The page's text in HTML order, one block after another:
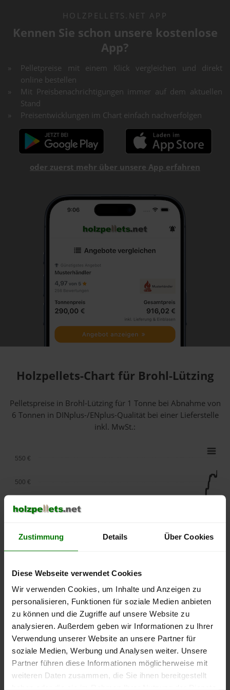
Zustimmung Details Über Cookies
Diese Webseite verwendet Cookies
Wir verwenden Cookies, um Inhalte und Anzeigen zu
personalisieren, Funktionen für soziale Medien anbieten
zu können und die Zugriffe auf unsere Website zu
analysieren. Außerdem geben wir Informationen zu Ihrer
Verwendung unserer Website an unsere Partner für
soziale Medien, Werbung und Analysen weiter. Unsere
Partner führen diese Informationen möglicherweise mit
weiteren Daten zusammen, die Sie ihnen bereitgestellt
HOLZPELLETS.NET APP
Kennen Sie schon unsere kostenlose
App?
Pelletpreise mit einem Klick vergleichen und direkt
online bestellen
Mit Preisbenachrichtigungen immer auf dem aktuellen
Stand
Preisentwicklungen im Chart einfach nachverfolgen
oder zuerst mehr über unsere App erfahren
Holzpellets-Chart für Brohl-Lützing
Pelletspreise in Brohl-Lützing für 1 Tonne bei Abnahmevon
6 Tonnen in DINplus-/ENplus-Qualität bei einer Lieferstelle
inkl. MwSt.:
lose Ware
2025
2026
2026
250 €
300 €
350 €
450 €
500 €
550 €
Die aktuelle Preisentwicklung für Holzpellets in Deutschland
können Sie jederzeit auf unsererPelletspreise-Seite
nachvollziehen.